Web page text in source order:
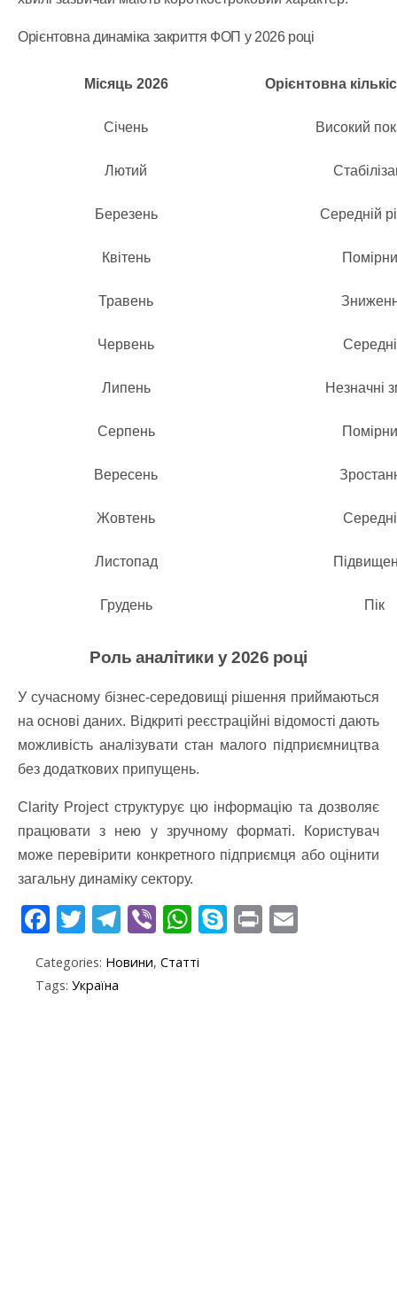
Орієнтовна динаміка закриття ФОП у 2026 році
Місяць 2026 Орієнтовна
Січень Високий
Лютий
Березень Середній
Квітень
Травень
Червень
Липень Незначні
Серпень
Вересень
Жовтень
Листопад
Грудень Пік
Роль аналітики у 2026 році
У сучасному бізнес-середовищі рішення приймаються
на основі даних. Відкриті реєстраційні відомості дають
можливість аналізувати стан малого підприємництва
без додаткових припущень.
Clarity Project структурує цю інформацію та дозволяє
працювати з нею у зручному форматі. Користувач
може перевірити конкретного підприємця або оцінити
загальну динаміку сектору.
F
e
b
T
itt
er
T
e
Vi
er
W
at
S Pr
Categories: Новини, Статті
Tags: Україна